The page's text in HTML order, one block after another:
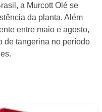
a Murcott Olé se
da planta. Além
entre maio e agosto,
de tangerina no período